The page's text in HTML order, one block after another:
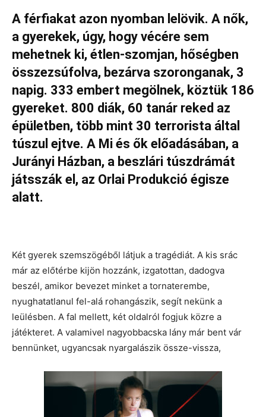
A férfiakat azon nyomban lelövik. A nők,
a gyerekek, úgy, hogy vécére sem
mehetnek ki, étlen-szomjan, hőségben
összezsúfolva, bezárva szoronganak, 3
napig. 333 embert megölnek, köztük 186
gyereket. 800 diák, 60 tanár reked az
épületben, több mint 30 terrorista által
túszul ejtve. A Mi és ők előadásában, a
Jurányi Házban, a beszlári túszdrámát
játsszák el, az Orlai Produkció égisze
alatt.
Két gyerek szemszögéből látjuk a tragédiát. A kis srác
már az előtérbe kijön hozzánk, izgatottan, dadogva
beszél, amikor bevezet minket a tornaterembe,
nyughatatlanul fel-alá rohangászik, segít nekünk a
leülésben. A fal mellett, két oldalról fogjuk közre a
játékteret. A valamivel nagyobbacska lány már bent vár
bennünket, ugyancsak nyargalászik össze-vissza,